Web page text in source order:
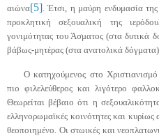
αιώνα[5] . Έτσι, η μαύρη ενδυμασία
προκλητική σεξουαλική της
γονιμότητας του Άσματος (στα δυτικά
βάβως-μητέρας (στα ανατολικά δόγματα)
Ο κατηχούμενος στο
πιο φιλελεύθερος και λιγότερο
Θεωρείται βέβαιο ότι η
ελληνορωμαϊκές κοινότητες και
θεοποιημένο. Οι στωικές και